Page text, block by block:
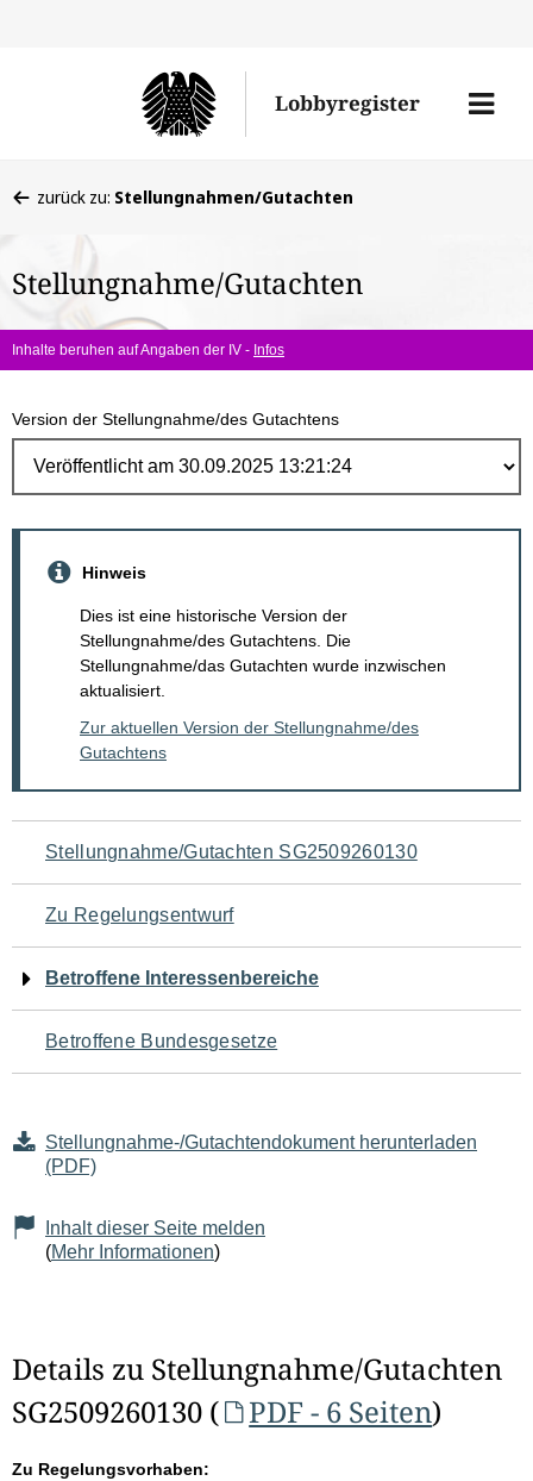
Lobbyregister
Menü
befinden
hier:
zurück zu: Stellungnahmen/Gutachten
Stellungnahme/Gutachten
Inhalte beruhen auf Angaben der IV - Infos
Version der Stellungnahme/des Gutachtens
Hinweis
Dies ist eine historische Version der
Stellungnahme/des Gutachtens. Die
Stellungnahme/das Gutachten wurde inzwischen
aktualisiert.
Zur aktuellen Version der Stellungnahme/des
Gutachtens
Navigation
für
den
Seiteninhalt
Stellungnahme/Gutachten SG2509260130
Zu Regelungsentwurf
Betroffene Interessenbereiche
Betroffene Bundesgesetze
Stellungnahme-/Gutachtendokument herunterladen
(PDF)
Inhalt dieser Seite melden
(Mehr Informationen)
Details zu Stellungnahme/Gutachten
SG2509260130 (
PDF - 6 Seiten)
Zu Regelungsvorhaben: